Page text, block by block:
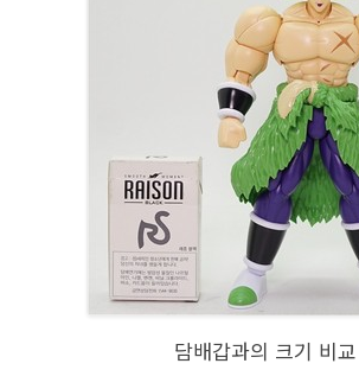
담배갑과의 크기 비교